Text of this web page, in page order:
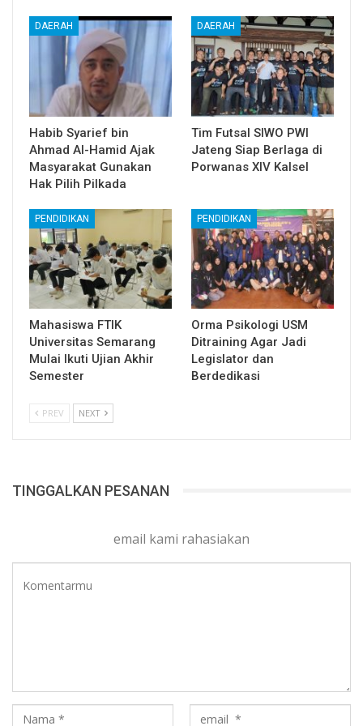
DAERAH
Habib Syarief bin
Ahmad Al-Hamid Ajak
Masyarakat Gunakan
Hak Pilih Pilkada
DAERAH
Tim Futsal SIWO PWI
Jateng Siap Berlaga di
Porwanas XIV Kalsel
PENDIDIKAN
Mahasiswa FTIK
Universitas Semarang
Mulai Ikuti Ujian Akhir
Semester
PENDIDIKAN
Orma Psikologi USM
Ditraining Agar Jadi
Legislator dan
Berdedikasi
PREV NEXT
TINGGALKAN PESANAN
email kami rahasiakan